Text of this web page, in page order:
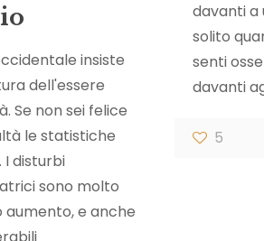
insiste
dell'essere
Se non sei felice
le statistiche
I disturbi
sono molto
aumento, e anche
davanti a
solito
senti
davanti
5